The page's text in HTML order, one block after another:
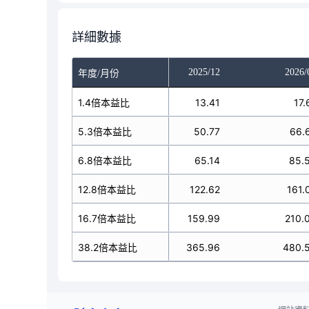
詳細數據
年度/月份
2025/11 2025/12 2026/
1.4倍本益比
5.3倍本益比
6.8倍本益比
12.8倍本益比
16.7倍本益比
38.2倍本益比
13.41 13.41
50.77 50.77
65.14 65.14
122.62 122.62
159.99 159.99
365.96 365.96